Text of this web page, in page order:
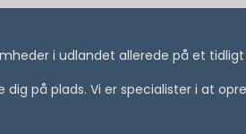
i udlandet allerede på et
på plads. Vi er specialister i at